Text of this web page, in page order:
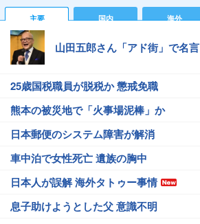
主要 国内 海外
山田五郎さん「アド街」で名言
25歳国税職員が脱税か 懲戒免職
熊本の被災地で「火事場泥棒」か
日本郵便のシステム障害が解消
車中泊で女性死亡 遺族の胸中
日本人が誤解 海外タトゥー事情
息子助けようとした父 意識不明